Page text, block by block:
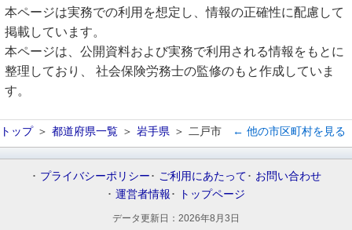
本ページは実務での利用を想定し、情報の正確性に配慮して
掲載しています。
本ページは、公開資料および実務で利用される情報をもとに
整理しており、 社会保険労務士の監修のもと作成していま
す。
トップ 都道府県一覧 岩手県 二戸市 ← 他の市区町村を見る
プライバシーポリシー ご利用にあたって
お問い合わせ
運営者情報
トップページ
データ更新日： 2026年8月3日